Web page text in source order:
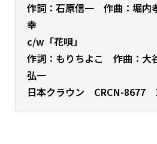
作詞：石原信一 作曲：堀
幸
c/w「花唄」
作詞：もりちよこ 作曲：大
弘一
日本クラウン CRCN-8677